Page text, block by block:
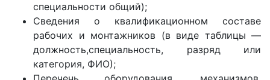
специальности общий);
Сведения о квалификационном составе
рабочих и монтажников (в виде таблицы —
должность,специальность, разряд или
категория, ФИО);